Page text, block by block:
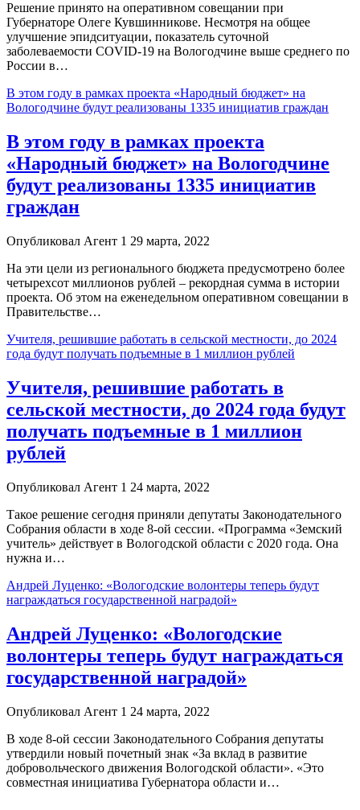
Решение принято на оперативном совещании при
Губернаторе Олеге Кувшинникове. Несмотря на общее
улучшение эпидситуации, показатель суточной
заболеваемости COVID-19 на Вологодчине выше среднего по
России в…
В этом году в рамках проекта «Народный бюджет» на
Вологодчине будут реализованы 1335 инициатив граждан
В этом году в рамках проекта
«Народный бюджет» на Вологодчине
будут реализованы 1335 инициатив
граждан
Опубликовал Агент 1 29 марта, 2022
На эти цели из регионального бюджета предусмотрено более
четырехсот миллионов рублей – рекордная сумма в истории
проекта. Об этом на еженедельном оперативном совещании в
Правительстве…
Учителя, решившие работать в сельской местности, до 2024
года будут получать подъемные в 1 миллион рублей
Учителя, решившие работать в
сельской местности, до 2024 года будут
получать подъемные в 1 миллион
рублей
Опубликовал Агент 1 24 марта, 2022
Такое решение сегодня приняли депутаты Законодательного
Собрания области в ходе 8-ой сессии. «Программа «Земский
учитель» действует в Вологодской области с 2020 года. Она
нужна и…
Андрей Луценко: «Вологодские волонтеры теперь будут
награждаться государственной наградой»
Андрей Луценко: «Вологодские
волонтеры теперь будут награждаться
государственной наградой»
Опубликовал Агент 1 24 марта, 2022
В ходе 8-ой сессии Законодательного Собрания депутаты
утвердили новый почетный знак «За вклад в развитие
добровольческого движения Вологодской области». «Это
совместная инициатива Губернатора области и…